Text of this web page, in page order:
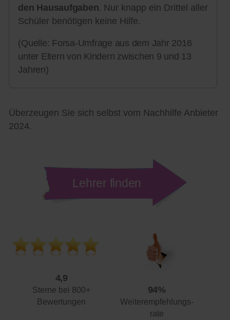
den Hausaufgaben. Nur knapp ein Drittel aller
Schüler benötigen keine Hilfe.
(Quelle: Forsa-Umfrage aus dem Jahr 2016
unter Eltern von Kindern zwischen 9 und 13
Jahren)
Überzeugen Sie sich selbst vom Nachhilfe Anbieter
2024.
Lehrer finden
4,9
Sterne bei 800+
Bewertungen
94%
Weiterempfehlungs-
rate